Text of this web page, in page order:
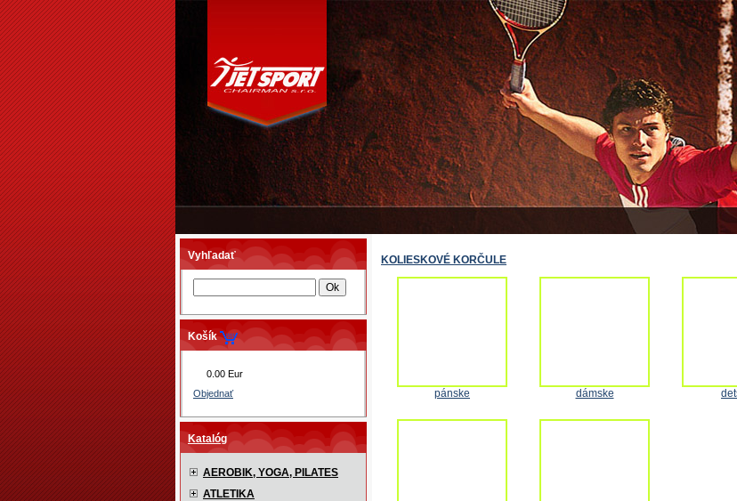
Vyhľadať
Košík
0.00 Eur
Objednať
Katalóg
AEROBIK, YOGA, PILATES
ATLETIKA
KOLIESKOVÉ KORČULE
pánske dámske